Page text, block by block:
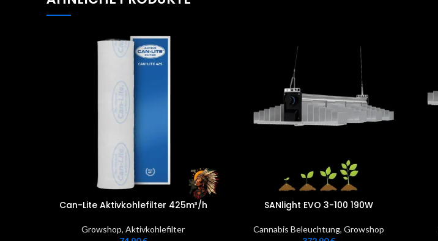
Can-Lite Aktivkohlefilter 425m³/h
Growshop, Aktivkohlefilter
SANlight EVO 3-100 190W
Cannabis Beleuchtung, Growshop